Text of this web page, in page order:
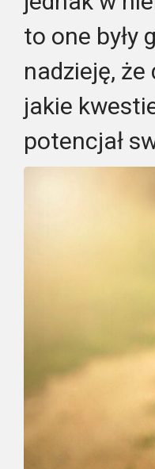
to one były
nadzieję,
jakie
potencjał